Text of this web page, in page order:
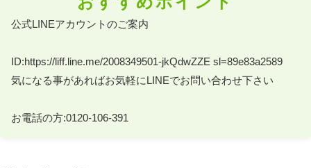
公式LINEアカウントのご案内
ID:https://liff.line.me/2008349501-jkQdwZZE sl=89e83a2589
気になる事があればお気軽にLINEでお問い合わせ下さい
お電話の方:0120-106-391